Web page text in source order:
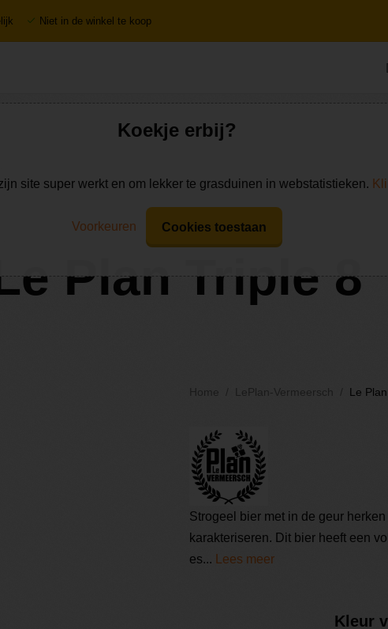
Niet in de winkel te koop
Plan Triple 8
Home LePlan-Vermeersch Le
Strogeel bier met in de geur
karakteriseren. Dit bier heeft een
es... Lees meer
Kleur
Koekje erbij?
site super werkt en om lekker te grasduinen in webstatistieken.
Voorkeuren Cookies toestaan